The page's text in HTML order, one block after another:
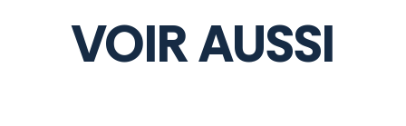
VOIR AUSSI